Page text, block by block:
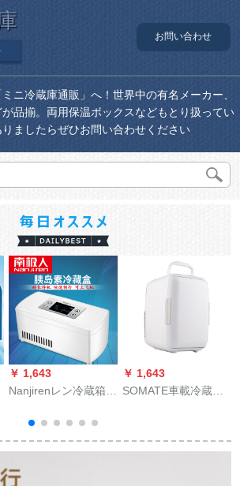
お問い合わせ
ニ冷蔵庫通販」へ！世界中の有名メーカー、
品揃。両用保温ボックスなどもとり扱ってい
ましたらぜひお問い合わせください
￥ 1,643
Nanjirenレン冷蔵箱便
薬品冷蔵箱ミニ車載
ミニ冷蔵干渉物質薬
ジ充電用恒温車家兼
￥ 1,643
SOMATE車載冷蔵庫
冷蔵庫の化粧品マイ